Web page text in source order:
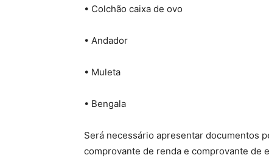
• Colchão caixa de ovo
• Andador
• Muleta
• Bengala
Será necessário apresentar documentos
comprovante de renda e comprovante de